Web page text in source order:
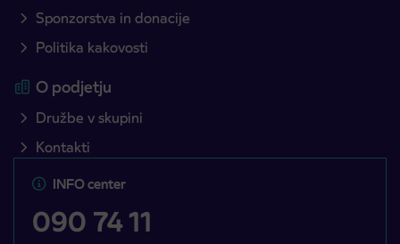
Sponzorstva in donacije
Politika kakovosti
O podjetju
Družbe v skupini
Kontakti
INFO center
090 74 11